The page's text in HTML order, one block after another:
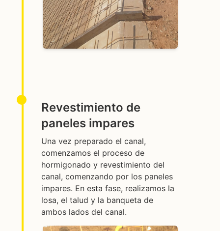
Revestimiento de
paneles impares
Una vez preparado el canal,
comenzamos el proceso de
hormigonado y revestimiento del
canal, comenzando por los paneles
impares. En esta fase, realizamos la
losa, el talud y la banqueta de
ambos lados del canal.